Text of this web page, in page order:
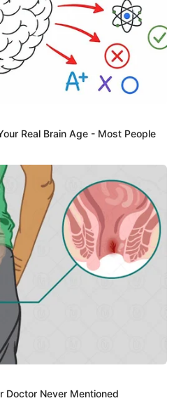
Neyra habló de
una vez sobre el matrimonio
, con
de hace muchos años. La
las cosas al momento de
un momento súper catártico,
lo pudimos hacer de
nos sentamos y fuimos bien
y decir ya no estamos
crecimos distinto, queremos
que se queda dormida para
con Cristian Rivero
las escenas hot